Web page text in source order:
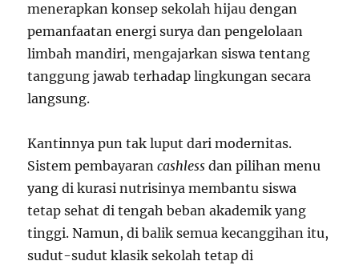
menerapkan konsep sekolah hijau dengan
pemanfaatan energi surya dan pengelolaan
limbah mandiri, mengajarkan siswa tentang
tanggung jawab terhadap lingkungan secara
langsung.
Kantinnya pun tak luput dari modernitas.
Sistem pembayarancashless dan pilihan menu
yang di kurasi nutrisinya membantu siswa
tetap sehat di tengah beban akademik yang
tinggi. Namun, di balik semua kecanggihan itu,
sudut-sudut klasik sekolah tetap di